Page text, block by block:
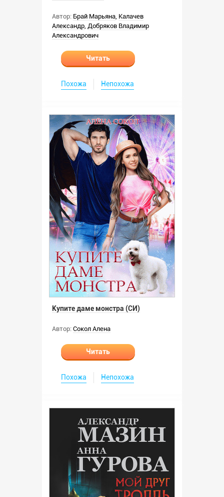
Автор: Брай Марьяна, Калачев
Александр, Добряков Владимир
Александрович
Читать
Похожа Непохожа
Купите даме монстра (СИ)
Автор: Сокол Алена
Читать
Похожа Непохожа